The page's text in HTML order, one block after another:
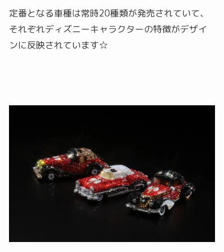
定番となる車種は常時20種類が発売されていて、
それぞれディズニーキャラクターの特徴がデザイ
ンに反映されています☆